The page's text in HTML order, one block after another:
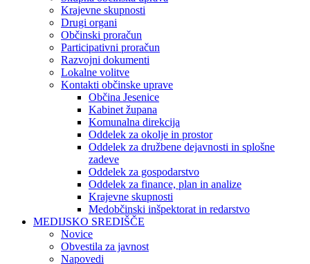
Krajevne skupnosti
Drugi organi
Občinski proračun
Participativni proračun
Razvojni dokumenti
Lokalne volitve
Kontakti občinske uprave
Občina Jesenice
Kabinet župana
Komunalna direkcija
Oddelek za okolje in prostor
Oddelek za družbene dejavnosti in splošne
zadeve
Oddelek za gospodarstvo
Oddelek za finance, plan in analize
Krajevne skupnosti
Medobčinski inšpektorat in redarstvo
MEDIJSKO SREDIŠČE
Novice
Obvestila za javnost
Napovedi